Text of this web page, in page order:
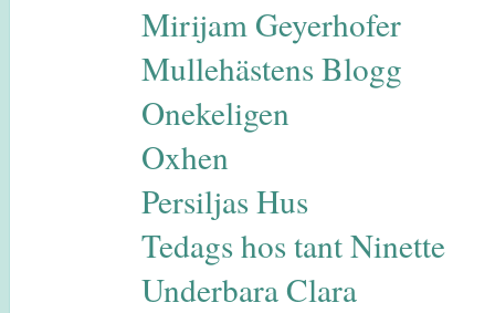
Mirijam Geyerhofer
Mullehästens Blogg
Onekeligen
Oxhen
Persiljas Hus
Tedags hos tant Ninette
Underbara Clara